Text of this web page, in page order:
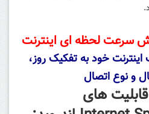
سرعت لحظه ای اینترنت
خود به تفکیک روز،
و نوع اتصال
های